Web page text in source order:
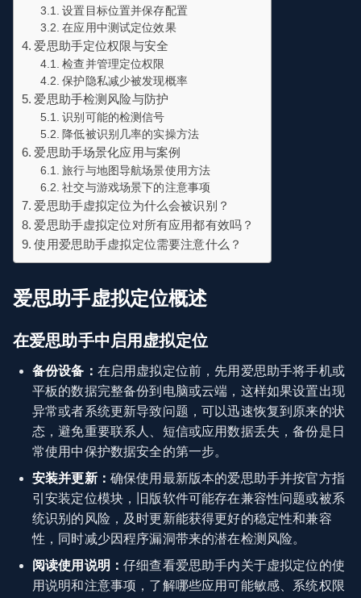
设置目标位置并保存配置
在应用中测试定位效果
爱思助手定位权限与安全
检查并管理定位权限
保护隐私减少被发现概率
爱思助手检测风险与防护
识别可能的检测信号
降低被识别几率的实操方法
爱思助手场景化应用与案例
旅行与地图导航场景使用方法
社交与游戏场景下的注意事项
爱思助手虚拟定位为什么会被识别？
爱思助手虚拟定位对所有应用都有效吗？
使用爱思助手虚拟定位需要注意什么？
爱思助手虚拟定位概述
在爱思助手中启用虚拟定位
备份设备： 在启用虚拟定位前，先用爱思助手将手机或
平板的数据完整备份到电脑或云端，这样如果设置出现
异常或者系统更新导致问题，可以迅速恢复到原来的状
态，避免重要联系人、短信或应用数据丢失，备份是日
常使用中保护数据安全的第一步。
安装并更新： 确保使用最新版本的爱思助手并按官方指
引安装定位模块，旧版软件可能存在兼容性问题或被系
统识别的风险，及时更新能获得更好的稳定性和兼容
性，同时减少因程序漏洞带来的潜在检测风险。
阅读使用说明：仔细查看爱思助手内关于虚拟定位的使
用说明和注意事项，了解哪些应用可能敏感、系统权限